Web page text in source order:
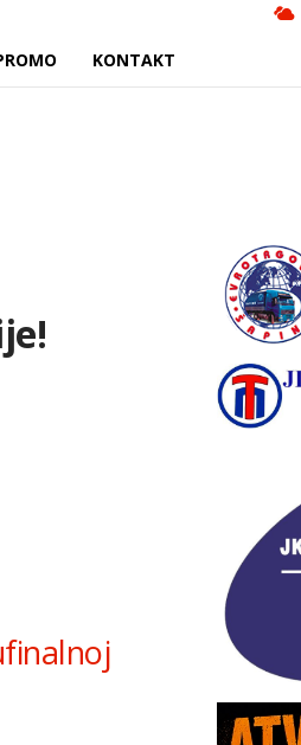
KONTAKT